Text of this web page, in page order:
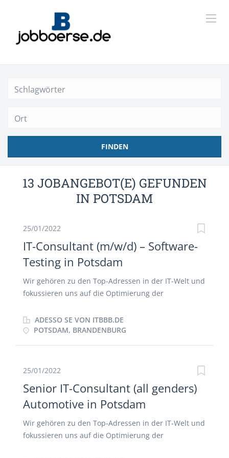
FINDEN
13 JOBANGEBOT(E) GEFUNDEN
IN POTSDAM
25/01/2022
IT-Consultant (m/w/d) – Software-
Testing in Potsdam
Wir gehören zu den Top-Adressen in der IT-Welt und
fokussieren uns auf die Optimierung der
Erfolg aber erreichen wir nur durch eins: die
Menschen bei adesso! Lass dich von uns
Fachabteilungen und IT. An der Schnittstelle von
Organisationstalent. Strategisches Denken, Ideen für
die Technologie- und Toolauswahl sowie die
Projektmanagement. DEINE ROLLE - DAS WARTET
AUF DICH Du bist in Digitalisierungsprojekten
ADESSO SE VON ITBBB.DE
POTSDAM, BRANDENBURG
25/01/2022
Senior IT-Consultant (all genders)
Automotive in Potsdam
Wir gehören zu den Top-Adressen in der IT-Welt und
fokussieren uns auf die Optimierung der